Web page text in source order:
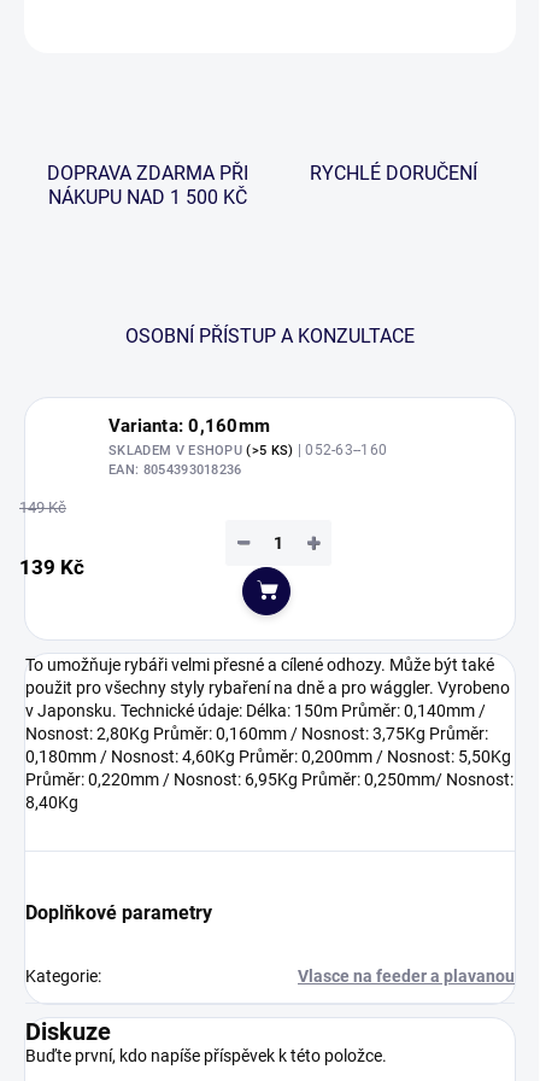
DOPRAVA ZDARMA PŘI
NÁKUPU NAD 1 500 KČ
RYCHLÉ DORUČENÍ
OSOBNÍ PŘÍSTUP A KONZULTACE
Varianta: 0,160mm
SKLADEM V ESHOPU(>5 KS) | 052-63--160
EAN: 8054393018236
149 Kč
139 Kč
+
−
Do košíku
To umožňuje rybáři velmi přesné a cílené odhozy. Může být také
použit pro všechny styly rybaření na dně a pro wággler. Vyrobeno
v Japonsku. Technické údaje: Délka: 150m Průměr: 0,140mm /
Nosnost: 2,80Kg Průměr: 0,160mm / Nosnost: 3,75Kg Průměr:
0,180mm / Nosnost: 4,60Kg Průměr: 0,200mm / Nosnost: 5,50Kg
Průměr: 0,220mm / Nosnost: 6,95Kg Průměr: 0,250mm/ Nosnost:
8,40Kg
Doplňkové parametry
Kategorie: Vlasce na feeder a plavanou
Diskuze
Buďte první, kdo napíše příspěvek k této položce.